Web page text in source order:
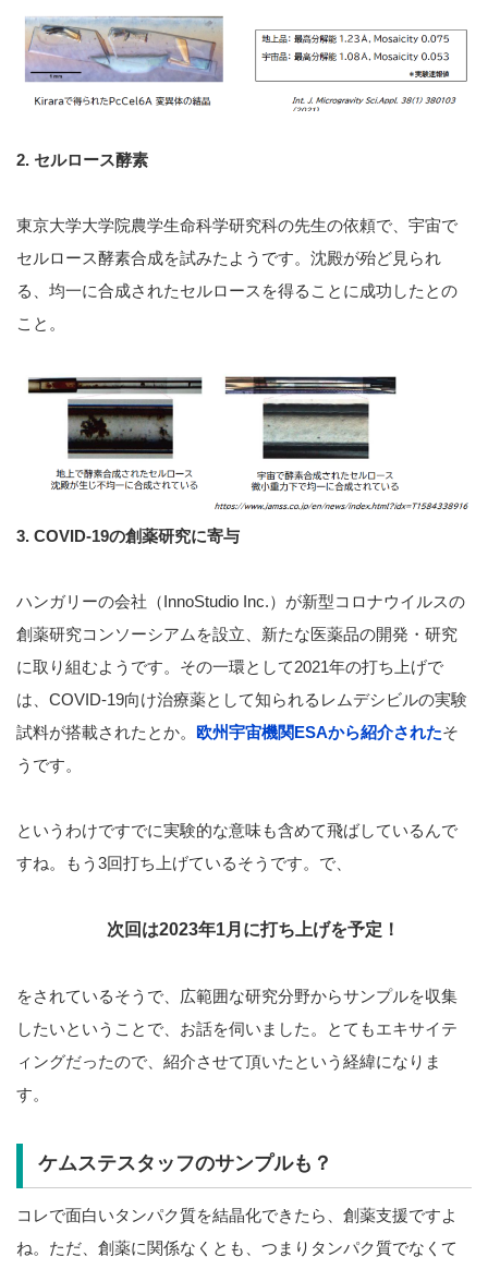
2. セルロース酵素
東京大学大学院農学生命科学研究科の先生の依頼で、宇宙で
セルロース酵素合成を試みたようです。沈殿が殆ど見られ
る、均一に合成されたセルロースを得ることに成功したとの
こと。
3. COVID-19の創薬研究に寄与
ハンガリーの会社（InnoStudio Inc.）が新型コロナウイルスの
創薬研究コンソーシアムを設立、新たな医薬品の開発・研究
に取り組むようです。その一環として2021年の打ち上げで
は、COVID-19向け治療薬として知られるレムデシビルの実験
試料が搭載されたとか。 欧州宇宙機関ESAから紹介されたそ
うです。
というわけですでに実験的な意味も含めて飛ばしているんで
すね。もう3回打ち上げているそうです。で、
次回は2023年1月に打ち上げを予定！
をされているそうで、広範囲な研究分野からサンプルを収集
したいということで、お話を伺いました。とてもエキサイテ
ィングだったので、紹介させて頂いたという経緯になりま
す。
ケムステスタッフのサンプルも？
コレで面白いタンパク質を結晶化できたら、創薬支援ですよ
ね。ただ、創薬に関係なくとも、つまりタンパク質でなくて